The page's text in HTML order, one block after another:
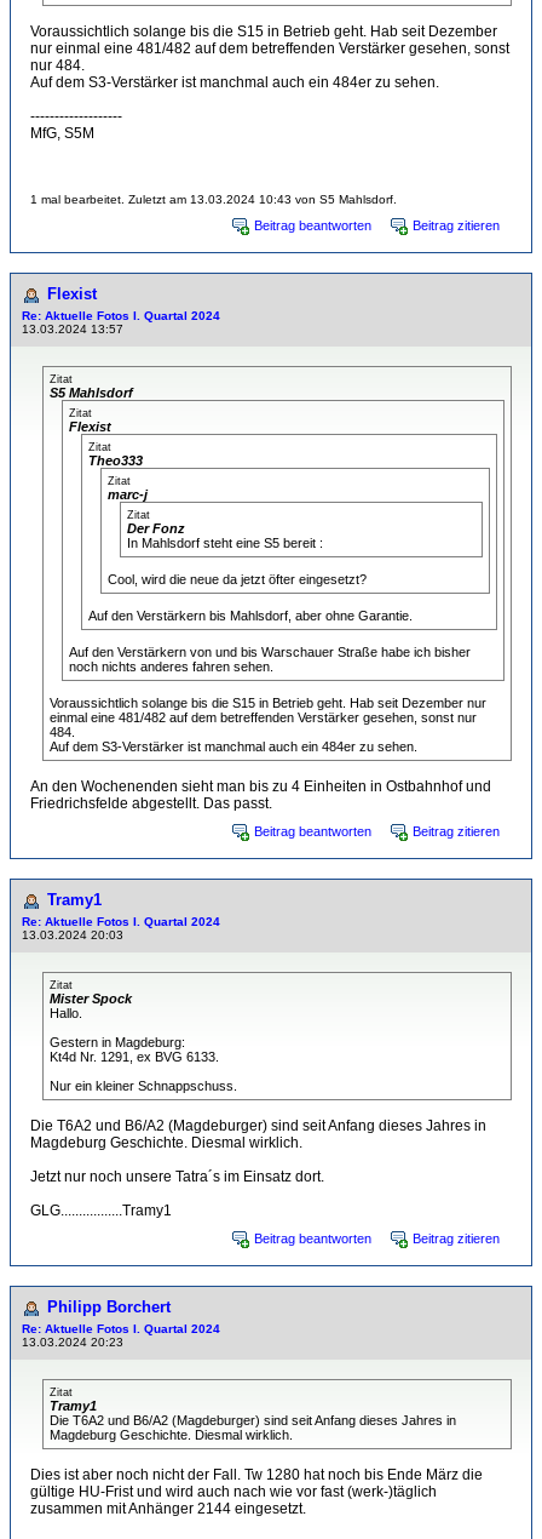
Voraussichtlich solange bis die S15 in Betrieb geht. Hab seit Dezember
nur einmal eine 481/482 auf dem betreffenden Verstärker gesehen, sonst
nur 484.
Auf dem S3-Verstärker ist manchmal auch ein 484er zu sehen.
-------------------
MfG, S5M
1 mal bearbeitet. Zuletzt am 13.03.2024 10:43 von S5 Mahlsdorf.
Beitrag beantworten Beitrag zitieren
Flexist
Re: Aktuelle Fotos I. Quartal 2024
13.03.2024 13:57
Zitat
S5 Mahlsdorf
Zitat
Flexist
Zitat
Theo333
Zitat
marc-j
Zitat
Der Fonz
In Mahlsdorf steht eine S5 bereit :
Cool, wird die neue da jetzt öfter eingesetzt?
Auf den Verstärkern bis Mahlsdorf, aber ohne Garantie.
Auf den Verstärkern von und bis Warschauer Straße habe ich bisher
noch nichts anderes fahren sehen.
Voraussichtlich solange bis die S15 in Betrieb geht. Hab seit Dezember nur
einmal eine 481/482 auf dem betreffenden Verstärker gesehen, sonst nur
484.
Auf dem S3-Verstärker ist manchmal auch ein 484er zu sehen.
An den Wochenenden sieht man bis zu 4 Einheiten in Ostbahnhof und
Friedrichsfelde abgestellt. Das passt.
Beitrag beantworten Beitrag zitieren
Tramy1
Re: Aktuelle Fotos I. Quartal 2024
13.03.2024 20:03
Zitat
Mister Spock
Hallo.
Gestern in Magdeburg:
Kt4d Nr. 1291, ex BVG 6133.
Nur ein kleiner Schnappschuss.
Die T6A2 und B6/A2 (Magdeburger) sind seit Anfang dieses Jahres in
Magdeburg Geschichte. Diesmal wirklich.
Jetzt nur noch unsere Tatra´s im Einsatz dort.
GLG.................Tramy1
Beitrag beantworten Beitrag zitieren
Philipp Borchert
Re: Aktuelle Fotos I. Quartal 2024
13.03.2024 20:23
Zitat
Tramy1
Die T6A2 und B6/A2 (Magdeburger) sind seit Anfang dieses Jahres in
Magdeburg Geschichte. Diesmal wirklich.
Dies ist aber noch nicht der Fall. Tw 1280 hat noch bis Ende März die
gültige HU-Frist und wird auch nach wie vor fast (werk-)täglich
zusammen mit Anhänger 2144 eingesetzt.